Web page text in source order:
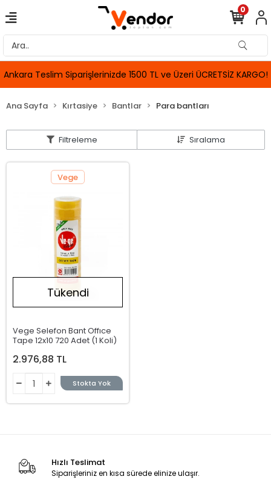
Ankara Teslim Siparişlerinizde 1500 TL ve Üzeri ÜCRETSİZ KARGO!
0
Ana Sayfa Kırtasiye Bantlar Para bantları
Filtreleme Sıralama
Tükendi
Vege Selefon Bant Offıce
Tape 12x10 720 Adet (1 Koli)
Vege
2.976,88 TL
Stokta Yok
Hızlı Teslimat
Siparişleriniz en kısa sürede elinize ulaşır.